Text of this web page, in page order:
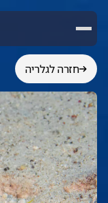
חזרה לגלריה